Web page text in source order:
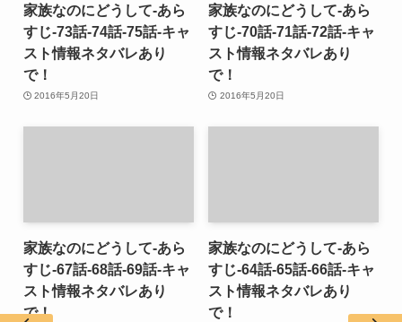
家族なのにどうして-あら
すじ-73話-74話-75話-キャ
スト情報ネタバレあり
で！
2016年5月20日
家族なのにどうして-あら
すじ-70話-71話-72話-キャ
スト情報ネタバレあり
で！
2016年5月20日
家族なのにどうして-あら
すじ-67話-68話-69話-キャ
スト情報ネタバレあり
で！
家族なのにどうして-あら
すじ-64話-65話-66話-キャ
スト情報ネタバレあり
で！